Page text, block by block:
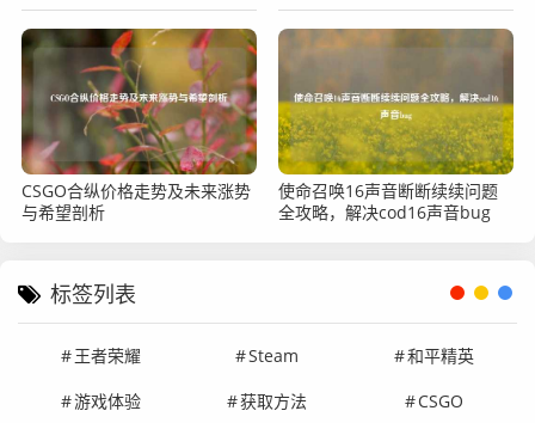
CSGO合纵价格走势及未来涨势
与希望剖析
使命召唤16声音断断续续问题
全攻略，解决cod16声音bug
标签列表
王者荣耀 Steam
和平精英
游戏体验
获取方法 CSGO